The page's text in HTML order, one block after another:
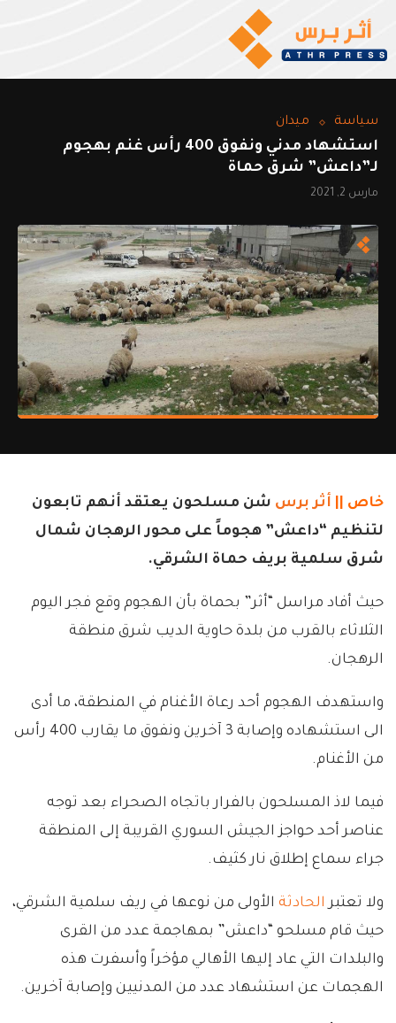
سياسة ميدان
استشهاد مدني ونفوق 400 رأس غنم بهجوم
لـ”داعش” شرق حماة
مارس 2, 2021
خاص || أثر برس شن مسلحون يعتقد أنهم تابعون
لتنظيم “داعش” هجوماً على محور الرهجان شمال
شرق سلمية بريف حماة الشرقي.
حيث أفاد مراسل “أثر” بحماة بأن الهجوم وقع فجر اليوم
الثلاثاء بالقرب من بلدة حاوية الديب شرق منطقة
الرهجان.
واستهدف الهجوم أحد رعاة الأغنام في المنطقة، ما أدى
الى استشهاده وإصابة 3 آخرين ونفوق ما يقارب 400 رأس
من الأغنام.
فيما لاذ المسلحون بالفرار باتجاه الصحراء بعد توجه
عناصر أحد حواجز الجيش السوري القريبة إلى المنطقة
جراء سماع إطلاق نار كثيف.
ولا تعتبر الحادثة الأولى من نوعها في ريف سلمية الشرقي،
حيث قام مسلحو “داعش” بمهاجمة عدد من القرى
والبلدات التي عاد إليها الأهالي مؤخراً وأسفرت هذه
الهجمات عن استشهاد عدد من المدنيين وإصابة آخرين.